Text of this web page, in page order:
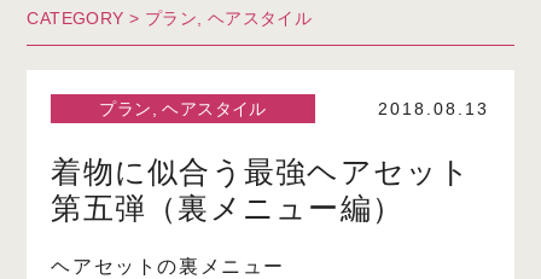
CATEGORY > プラン ヘアスタイル
プラン ,ヘアスタイル 2018.08.13
着物に似合う最強ヘアセット
第五弾（裏メニュー編）
ヘアセットの裏メニュー